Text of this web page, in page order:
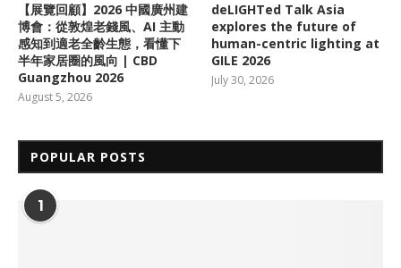
【展覽回顧】2026 中國廣州建
博會：從敦煌老錢風、AI 主動
感知到適老全齡生態，看懂下
半年家居圈的風向 | CBD
Guangzhou 2026
August 5, 2026
deLIGHTed Talk Asia
explores the future of
human-centric lighting at
GILE 2026
July 30, 2026
POPULAR POSTS
1